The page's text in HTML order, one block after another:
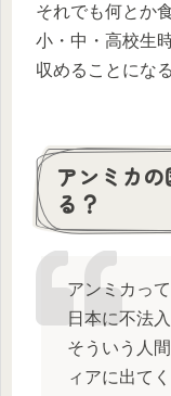
それでも何とか
小・中・高校生
収めることにな
アンミカ
る？
アンミカっ
日本に不法
そういう人
ィアに出て